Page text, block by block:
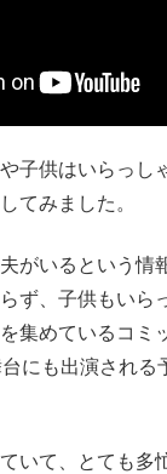
子供はいらっし
てみました。
がいるという情
ず、子供もいら
集めているコミ
にも出演される
いて、とても多